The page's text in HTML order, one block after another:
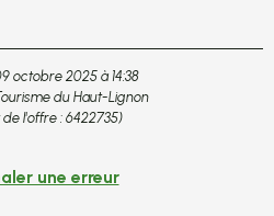
octobre 2025 à 14:38
du Haut-Lignon
l'offre : 6422735)
une erreur